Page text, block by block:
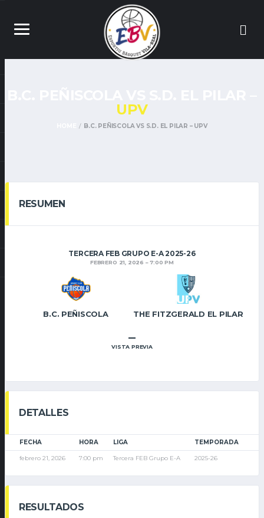
UPV
B.C. PEÑISCOLA VS S.D. EL PILAR – UPV
RESUMEN
TERCERA FEB GRUPO E-A 2025-26
FEBRERO 21, 2026 7:00 PM
B.C. PEÑISCOLA THE FITZGERALD EL PILAR
–
VISTA PREVIA
DETALLES
FECHA HORA LIGA TEMPORADA
febrero 21, 2026 7:00 pm Tercera FEB Grupo E-A 2025-26
RESULTADOS